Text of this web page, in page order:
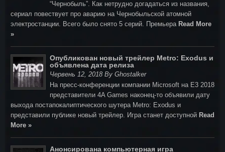
“Чернобыль”. Как нетрудно догадаться из названия,
сериал повествует про аварию на Чернобыльской атомной
электростанции. Всего было снято 5 серий. Премьера Read More
»
Опубликован новый трейлер Metro: Exodus и
объявлена дата релиза
Червень 12, 2018 By Ghostalker
На пресс-конференции компании Microsoft на E3 2018
представители 4A Games наконец-то объявили дату
выхода постапокалиптического шутера Metro: Exodus и
представили публике новый трейлер. Игра станет доступной Read
More »
Анонсирована компьютерная игра